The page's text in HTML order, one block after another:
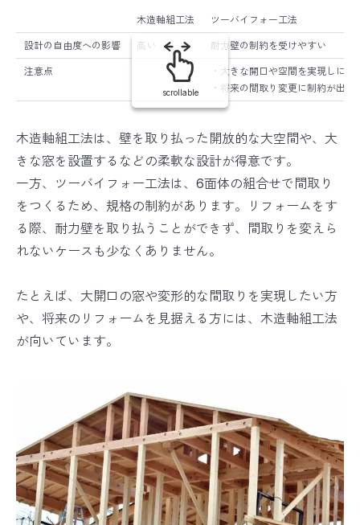
木造軸組工法 ツーバイフォー工法
設計の自由度への影響 高い 耐力壁の制約を受けやすい
注意点
・大きな開口や空間を実現しにく
・将来の間取り変更に制約が出や
scrollable
木造軸組工法は、壁を取り払った開放的な大空間や、大
きな窓を設置するなどの柔軟な設計が得意です。
一方、ツーバイフォー工法は、6面体の組合せで間取り
をつくるため、規格の制約があります。リフォームをす
る際、耐力壁を取り払うことができず、間取りを変えら
れないケースも少なくありません。
たとえば、大開口の窓や変形的な間取りを実現したい方
や、将来のリフォームを見据える方には、木造軸組工法
が向いています。